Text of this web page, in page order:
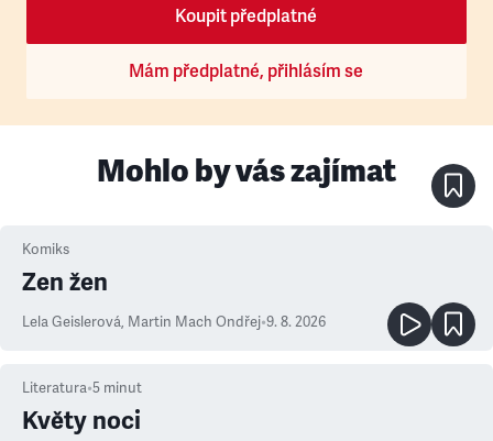
Koupit předplatné
Mám předplatné, přihlásím se
Mohlo by vás zajímat
Komiks
Zen žen
Lela Geislerová, Martin Mach Ondřej•9. 8. 2026
Literatura•5 minut
Květy noci